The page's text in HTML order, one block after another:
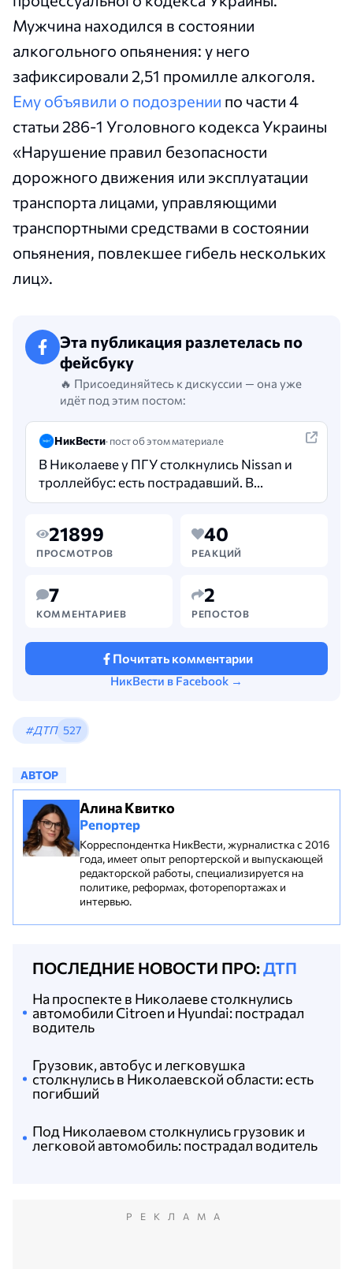
Мужчина находился в состоянии
алкогольного опьянения: у него
зафиксировали 2,51 промилле алкоголя.
Ему объявили о подозрении по части 4
статьи 286-1 Уголовного кодекса Украины
«Нарушение правил безопасности
дорожного движения или эксплуатации
транспорта лицами, управляющими
транспортными средствами в состоянии
опьянения, повлекшее гибель нескольких
лиц».
Эта публикация разлетелась по
фейсбуку
🔥 Присоединяйтесь к дискуссии — она уже
идёт под этим постом:
НикВести· пост об этом материале
В Николаеве у ПГУ столкнулись Nissan и
троллейбус: есть пострадавший. В
Николаеве столкнулись троллейбус и
21899
ПРОСМОТРОВ
40
РЕАКЦИЙ
7
КОММЕНТАРИЕВ
2
РЕПОСТОВ
Почитать комментарии
НикВести в Facebook →
#ДТП 527
АВТОР
Алина Квитко
Репортер
Корреспондентка НикВести, журналистка с 2016
года, имеет опыт репортерской и выпускающей
редакторской работы, специализируется на
политике, реформах, фоторепортажах и
интервью.
ПОСЛЕДНИЕ НОВОСТИ ПРО:ДТП
Под Николаевом столкнулись грузовик и
легковой автомобиль: пострадал водитель
Грузовик, автобус и легковушка
столкнулись в Николаевской области: есть
погибший
На проспекте в Николаеве столкнулись
автомобили Citroen и Hyundai: пострадал
водитель
РЕКЛАМА